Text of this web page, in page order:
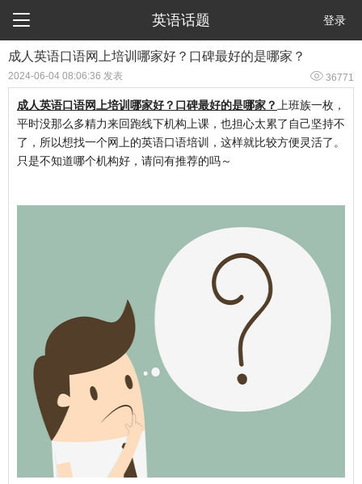
 英语话题 登录
成人英语口语网上培训哪家好？口碑最好的是哪家？
2024-06-04 08:06:36 发表  36771
成人英语口语网上培训哪家好？口碑最好的是哪家？
上班族一枚，
平时没那么多精力来回跑线下机构上课，也担心太累了自己坚持不
了，所以想找一个网上的英语口语培训，这样就比较方便灵活了。
只是不知道哪个机构好，请问有推荐的吗～